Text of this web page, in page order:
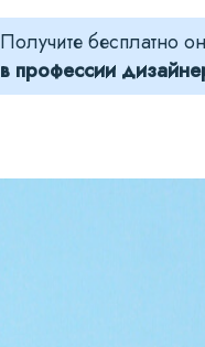
Получите бесплатно
в профессии